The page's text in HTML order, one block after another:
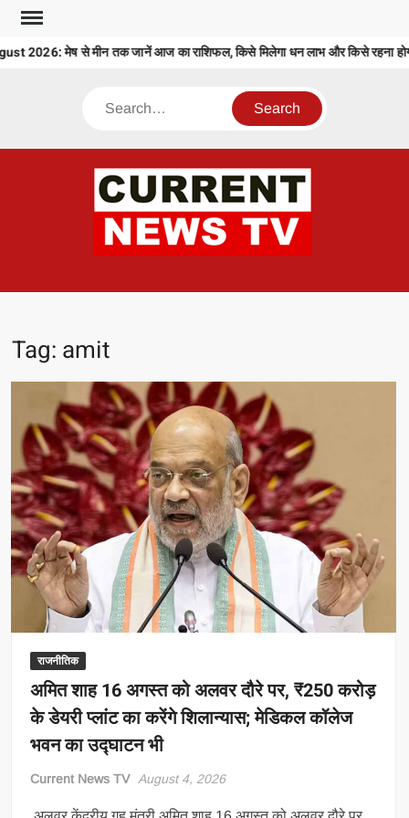
Skip
content
मेष से मीन तक जानें आज का राशिफल, किसे मिलेगा धन लाभ और किसे रहना होगा
Search
Tag: amit
राजनीतिक
अमित शाह 16 अगस्त को अलवर दौरे पर, ₹250 करोड़
के डेयरी प्लांट का करेंगे शिलान्यास; मेडिकल कॉलेज
भवन का उद्घाटन भी
Current News TV August 4, 2026